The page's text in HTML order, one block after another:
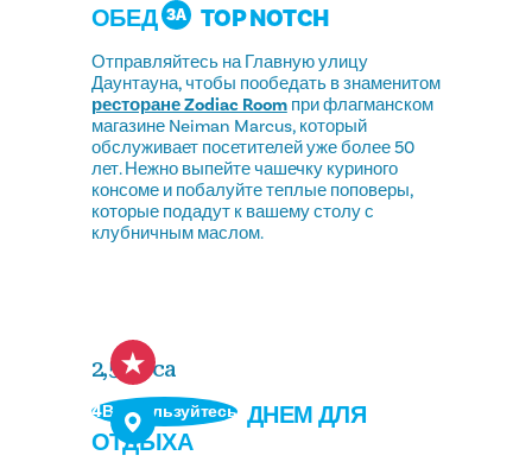
ОБЕД 3A TOP NOTCH
Отправляйтесь на Главную улицу
Даунтауна, чтобы пообедать в знаменитом
ресторане Zodiac Roomпри флагманском
магазине Neiman Marcus, который
обслуживает посетителей уже более 50
лет. Нежно выпейте чашечку куриного
консоме и побалуйте теплые поповеры,
которые подадут к вашему столу с
клубничным маслом.
2,5 часа
4Воспользуйтесь ДНЕМ ДЛЯ
ОТДЫХА